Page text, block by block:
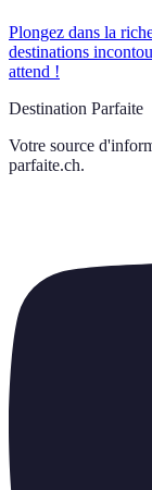
Plongez dans la
destinations
attend !
Destination Parfaite
Votre source
parfaite.ch.